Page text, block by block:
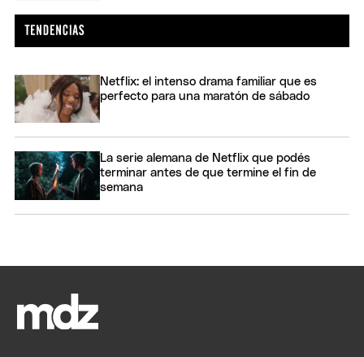
Netflix: el intenso drama familiar que es
perfecto para una maratón de sábado
La serie alemana de Netflix que podés
terminar antes de que termine el fin de
semana